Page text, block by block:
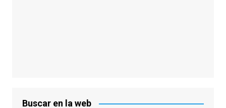
Buscar en la web